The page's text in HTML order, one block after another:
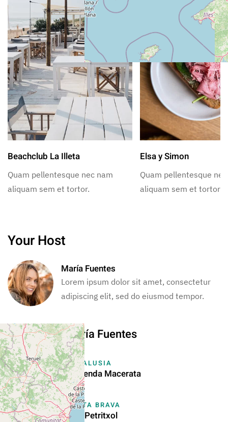
+−
Beachclub La Illeta
Quam pellentesque nec nam
aliquam sem et tortor.
Elsa y Simon
Quam pellentesque
aliquam sem et tortor.
Your Host
María Fuentes
Lorem ipsum dolor sit amet, consectetur
adipiscing elit, sed do eiusmod tempor.
More From María Fuentes
ANDALUSIA
Hacienda Macerata
COSTA BRAVA
Villa Petritxol